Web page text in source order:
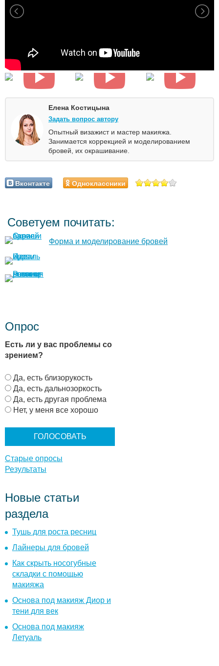
Елена Костицына
Задать вопрос автору
Опытный визажист и мастер макияжа.
Занимается коррекцией и моделированием
бровей, их окрашивание.
Вконтакте Одноклассники
Советуем почитать:
Форма и моделирование бровей
Опрос
Есть ли у вас проблемы со
зрением?
В
а
р
и
Да, есть близорукость
Да, есть дальнозоркость
Да, есть другая проблема
Нет, у меня все хорошо
Старые опросы
Результаты
Новые статьи
раздела
Тушь для роста ресниц
Лайнеры для бровей
Как скрыть носогубные
складки с помощью
макияжа
Основа под макияж Диор и
тени для век
Основа под макияж
Летуаль